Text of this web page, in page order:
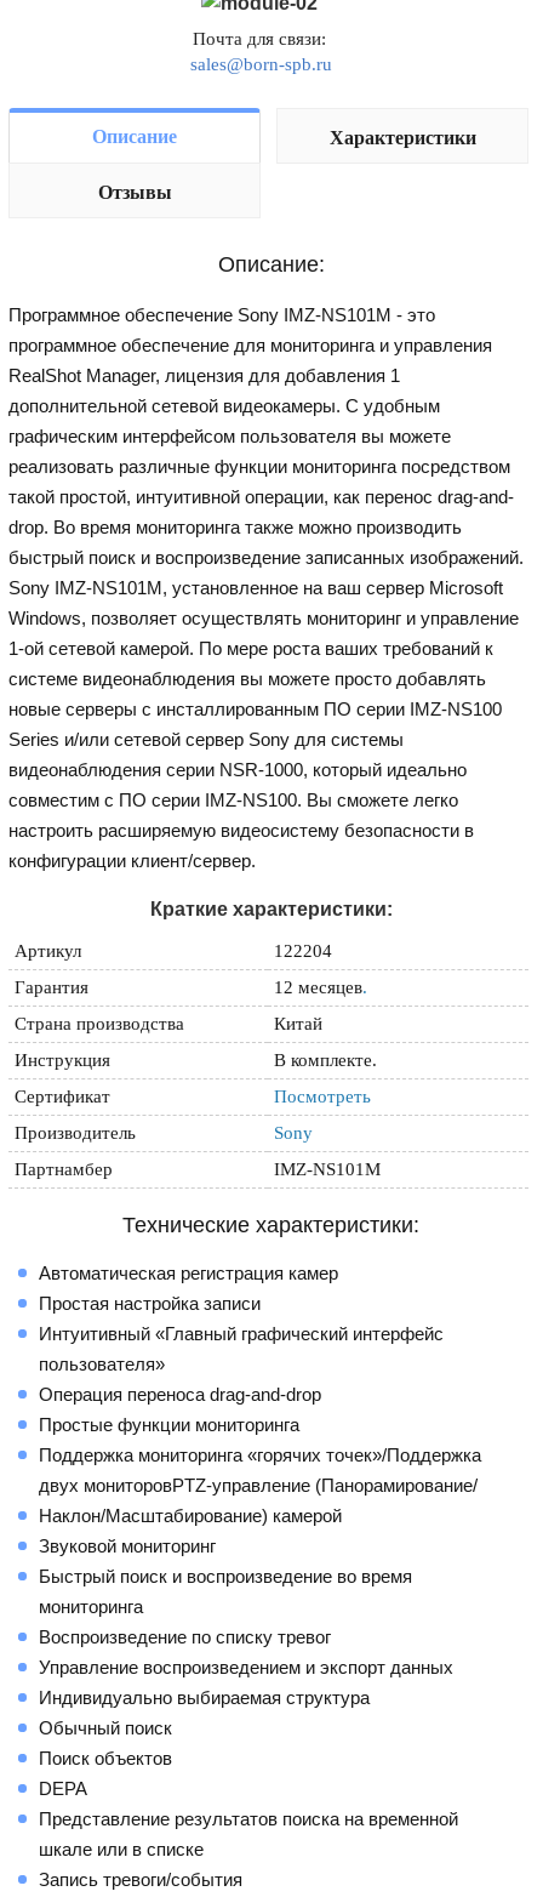
Почта для связи:
sales@born-spb.ru
Описание Характеристики
Отзывы
Описание:
Программное обеспечение Sony IMZ-NS101M - это
программное обеспечение для мониторинга и управления
RealShot Manager, лицензия для добавления 1
дополнительной сетевой видеокамеры. С удобным
графическим интерфейсом пользователя вы можете
реализовать различные функции мониторинга посредством
такой простой, интуитивной операции, как перенос drag-and-
drop. Во время мониторинга также можно производить
быстрый поиск и воспроизведение записанных изображений.
Sony IMZ-NS101M, установленное на ваш сервер Microsoft
Windows, позволяет осуществлять мониторинг и управление
1-ой сетевой камерой. По мере роста ваших требований к
системе видеонаблюдения вы можете просто добавлять
новые серверы с инсталлированным ПО серии IMZ-NS100
Series и/или сетевой сервер Sony для системы
видеонаблюдения серии NSR-1000, который идеально
совместим с ПО серии IMZ-NS100. Вы сможете легко
настроить расширяемую видеосистему безопасности в
конфигурации клиент/сервер.
Краткие характеристики:
Артикул
122204
Гарантия
12 месяцев.
Страна производства
Китай
Инструкция
В комплекте.
Сертификат
Посмотреть
Производитель
Sony
Партнамбер
IMZ-NS101M
Технические характеристики:
Автоматическая регистрация камер
Простая настройка записи
Интуитивный «Главный графический интерфейс
пользователя»
Операция переноса drag-and-drop
Простые функции мониторинга
Поддержка мониторинга «горячих точек»/Поддержка
двух мониторовPTZ-управление (Панорамирование/
Наклон/Масштабирование) камерой
Звуковой мониторинг
Быстрый поиск и воспроизведение во время
мониторинга
Воспроизведение по списку тревог
Управление воспроизведением и экспорт данных
Индивидуально выбираемая структура
Обычный поиск
Поиск объектов
DEPA
Представление результатов поиска на временной
шкале или в списке
Запись тревоги/события